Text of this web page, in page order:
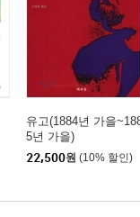
유고(1884년 가을
5년 가을)
22,500원 (10% 할인)